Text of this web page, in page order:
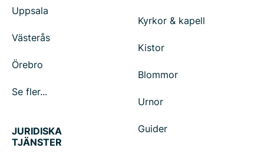
Uppsala
Västerås
Örebro
Se fler...
Kyrkor & kapell
Kistor
Blommor
Urnor
Guider
JURIDISKA
TJÄNSTER